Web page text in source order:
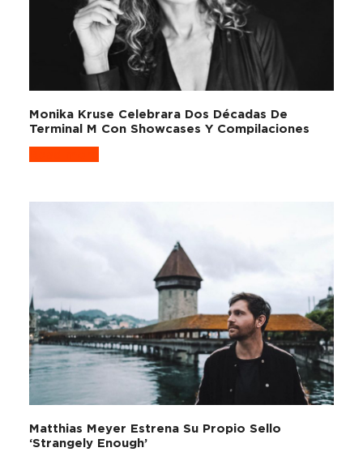
Monika Kruse Celebrara Dos Décadas De
Terminal M Con Showcases Y Compilaciones
Matthias Meyer Estrena Su Propio Sello
‘Strangely Enough’